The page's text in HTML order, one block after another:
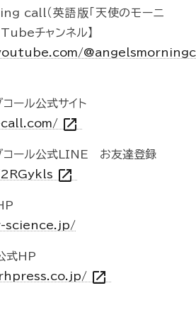
call（英語版「天使のモーニ
チャンネル】
ール公式サイト
open_in_new
コール公式LINE お友達登録
open_in_new
science.jp/
式HP
open_in_new